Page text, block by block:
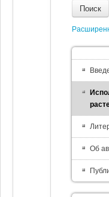
Поиск
Об